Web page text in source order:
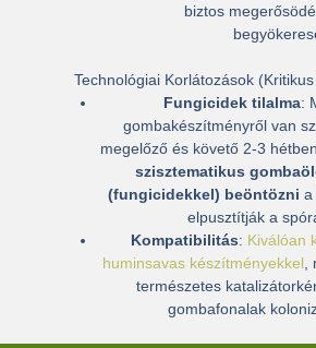
biztos
Technológiai Korlátozások
Fungicidek tilalma:
gombakészítményről van
megelőző és követő 2-3 hétben
szisztematikus
(fungicidekkel) beöntözni a
elpusztítják a
Kompatibilitás: Kiválóan
huminsavas készítményekkel,
természetes
gombafonalak